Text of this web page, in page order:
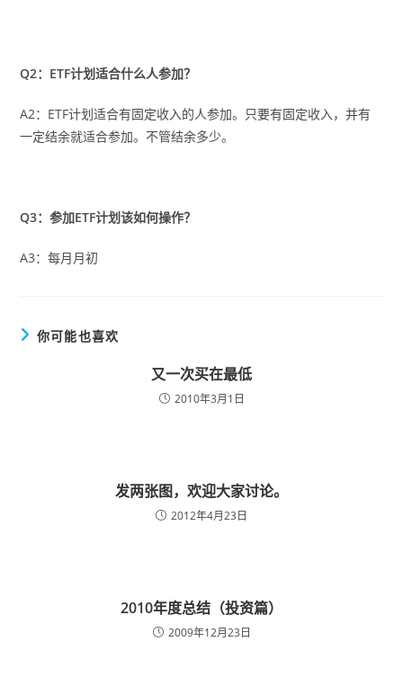
Q2：ETF计划适合什么人参加？
A2：ETF计划适合有固定收入的人参加。只要有固定收入，并有
一定结余就适合参加。不管结余多少。
Q3：参加ETF计划该如何操作？
A3：每月月初
你可能也喜欢
又一次买在最低
2010年3月1日
发两张图，欢迎大家讨论。
2012年4月23日
2010年度总结（投资篇）
2009年12月23日